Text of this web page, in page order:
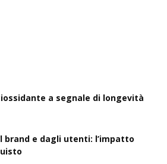
a segnale di longevità
e dagli utenti: l’impatto